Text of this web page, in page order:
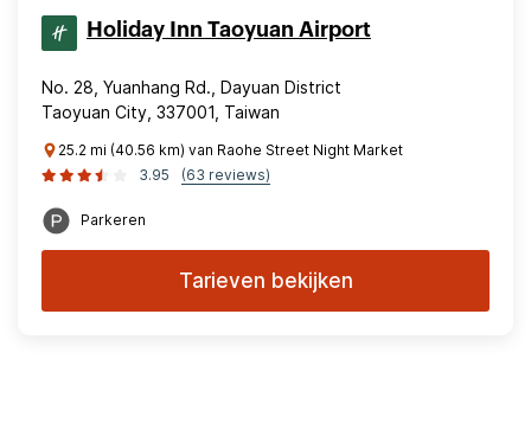
Holiday Inn Taoyuan Airport
No. 28, Yuanhang Rd., Dayuan District
Taoyuan City, 337001, Taiwan
25.2 mi (40.56 km) van Raohe Street Night Market
3.95
(63 reviews)
Parkeren
Tarieven bekijken